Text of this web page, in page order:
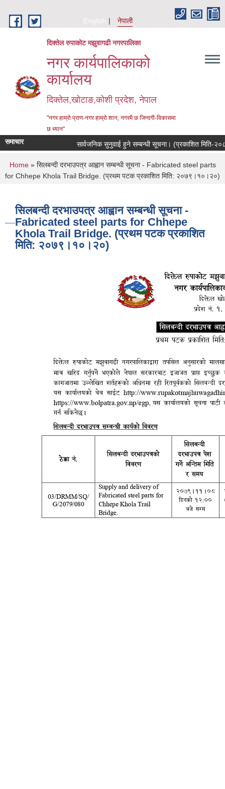
English
नेपाली
दिक्तेल रुपाकोट मझुवागढी नगरपालिका
नगर कार्यपालिकाको
कार्यालय
दिक्तेल,खोटाङ,कोशी प्रदेश, नेपाल
"नगर हाम्रो प्राण-नगर हाम्रो शान, नगरमै छ जिन्दगी-विकासमा
छ ध्यान"
समाचार सार्वजनिक सुनुवाई हुने सम्बन्धी सूचना। (प्रकाशित मिति-
You are here
Home» सिलबन्दी दरभाउपत्र आह्वान सम्बन्धी सूचना - Fabricated steel parts
for Chhepe Khola Trail Bridge. (प्रथम पटक प्रकाशित मिति: २०७९।१०।२०)
सिलबन्दी दरभाउपत्र आह्वान सम्बन्धी सूचना -
Fabricated steel parts for Chhepe
Khola Trail Bridge. (प्रथम पटक प्रकाशित
मिति: २०७९।१०।२०)